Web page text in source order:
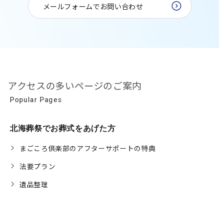
メールフォームでお問い合わせ
アクセスの多いページのご案内
Popular Pages
北海葬祭でお葬式をあげた方
まごころ倶楽部のアフターサポートの特典
法要プラン
遺品整理